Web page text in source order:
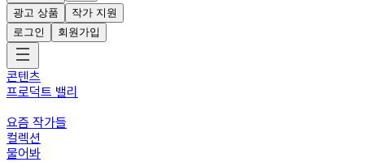
광고 상품
작가 지원
로그인
회원가입
콘텐츠
프로덕트 밸리
요즘 작가들
컬렉션
물어봐